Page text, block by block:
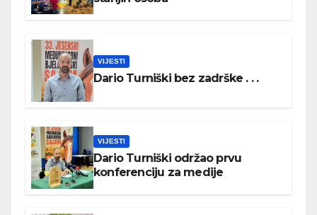
VIJESTI
Dario Turniški bez zadrške . . .
VIJESTI
Dario Turniški održao prvu
konferenciju za medije